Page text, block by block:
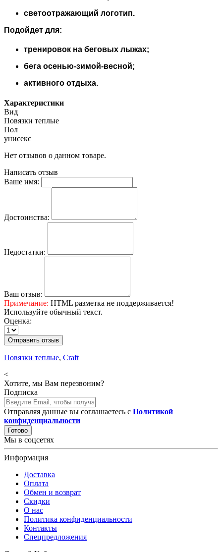
светоотражающий логотип.
Подойдет для:
тренировок на беговых лыжах;
бега осенью-зимой-весной;
активного отдыха.
Характеристики
Вид
Повязки теплые
Пол
унисекс
Нет отзывов о данном товаре.
Написать отзыв
Ваше имя:
Достоинства:
Недостатки:
Ваш отзыв:
Примечание: HTML разметка не поддерживается!
Используйте обычный текст.
Оценка:
Отправить отзыв
Повязки теплые, Craft
<
Хотите, мы Вам перезвоним?
Подписка
Отправляя данные вы соглашаетесь с Политикой
конфиденциальности
Готово
Мы в соцсетях
Информация
Доставка
Оплата
Обмен и возврат
Скидки
О нас
Политика конфиденциальности
Контакты
Спецпредложения